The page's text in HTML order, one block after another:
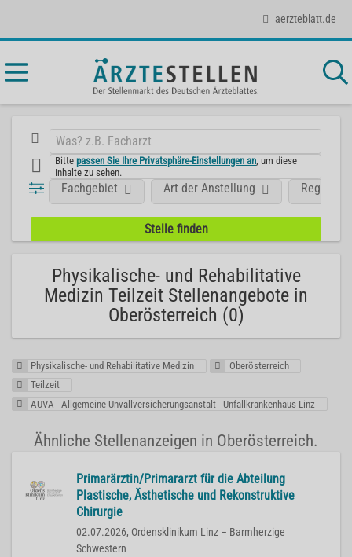
aerzteblatt.de
Bittepassen Sie Ihre Privatsphäre-Einstellungen an , um diese
Inhalte zu sehen.
Fachgebiet Art der Anstellung Region
Physikalische- und Rehabilitative
Medizin Teilzeit Stellenangebote in
Oberösterreich (0)
Physikalische- und Rehabilitative Medizin
Oberösterreich
Teilzeit
AUVA - Allgemeine Unvallversicherungsanstalt - Unfallkrankenhaus Linz
Ähnliche Stellenanzeigen in Oberösterreich.
Primarärztin/Primararzt für die Abteilung
Plastische, Ästhetische und Rekonstruktive
Chirurgie
02.07.2026, Ordensklinikum Linz – Barmherzige
Schwestern